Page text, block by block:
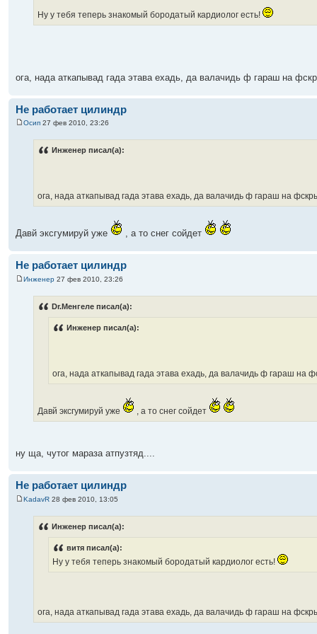
Ну у тебя теперь знакомый бородатый кардиолог есть!
ога, нада аткапывад гада этава ехадь, да валачидь ф гараш на
Не работает цилиндр
Осип 27 фев 2010, 23:26
Инженер писал(а):
ога, нада аткапывад гада этава ехадь, да валачидь ф гараш на
Давй эксгумируй уже , а то снег сойдет
Не работает цилиндр
Инженер 27 фев 2010, 23:26
Dr.Менгеле писал(а):
Инженер писал(а):
ога, нада аткапывад гада этава ехадь, да валачидь ф гараш на
Давй эксгумируй уже , а то снег сойдет
ну ща, чутог мараза атпузтяд....
Не работает цилиндр
KadavR 28 фев 2010, 13:05
Инженер писал(а):
витя писал(а):
Ну у тебя теперь знакомый бородатый кардиолог есть!
ога, нада аткапывад гада этава ехадь, да валачидь ф гараш на